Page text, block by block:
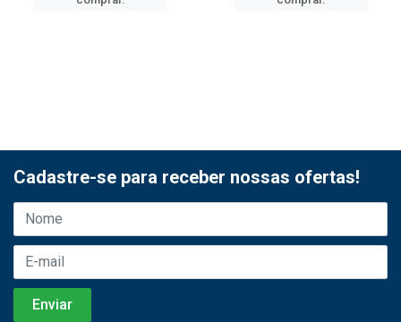
Cadastre-se para receber nossas ofertas!